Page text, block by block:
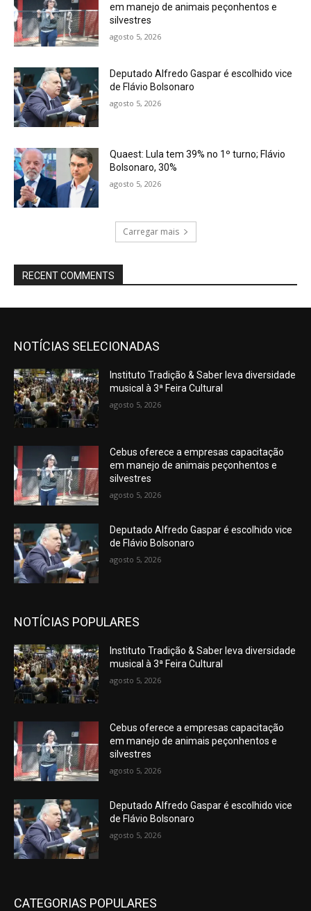
em manejo de animais peçonhentos e
silvestres
agosto 5, 2026
Deputado Alfredo Gaspar é escolhido vice
de Flávio Bolsonaro
agosto 5, 2026
Quaest: Lula tem 39% no 1º turno; Flávio
Bolsonaro, 30%
agosto 5, 2026
Carregar mais
RECENT COMMENTS
NOTÍCIAS SELECIONADAS
Instituto Tradição & Saber leva diversidade
musical à 3ª Feira Cultural
agosto 5, 2026
Cebus oferece a empresas capacitação
em manejo de animais peçonhentos e
silvestres
agosto 5, 2026
Deputado Alfredo Gaspar é escolhido vice
de Flávio Bolsonaro
agosto 5, 2026
NOTÍCIAS POPULARES
Instituto Tradição & Saber leva diversidade
musical à 3ª Feira Cultural
agosto 5, 2026
Cebus oferece a empresas capacitação
em manejo de animais peçonhentos e
silvestres
agosto 5, 2026
Deputado Alfredo Gaspar é escolhido vice
de Flávio Bolsonaro
agosto 5, 2026
CATEGORIAS POPULARES